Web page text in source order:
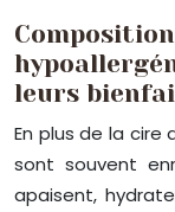
leurs
En plus de la cire
sont souvent
apaisent,